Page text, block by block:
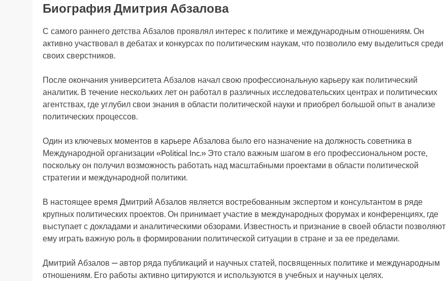
Биография Дмитрия Абзалова
С самого раннего детства Абзалов проявлял интерес к политике и международным отношениям. Он
активно участвовал в дебатах и конкурсах по политическим наукам, что позволило ему выделиться среди
своих сверстников.
После окончания университета Абзалов начал свою профессиональную карьеру как политический
аналитик. В течение нескольких лет он работал в различных исследовательских центрах и политических
агентствах, где углубил свои знания в области политической науки и приобрел большой опыт в анализе
политических процессов.
Один из ключевых моментов в карьере Абзалова было его назначение на должность советника в
Международной организации «Political Inc.» Это стало важным шагом в его профессиональном росте,
поскольку он получил возможность работать над масштабными проектами в области политической
стратегии и международной политики.
В настоящее время Дмитрий Абзалов является востребованным экспертом и консультантом в ряде
крупных политических проектов. Он принимает участие в международных форумах и конференциях, где
выступает с докладами и аналитическими обзорами. Известность и признание в своей области позволяют
ему играть важную роль в формировании политической ситуации в стране и за ее пределами.
Дмитрий Абзалов — автор ряда публикаций и научных статей, посвященных политике и международным
отношениям. Его работы активно цитируются и используются в учебных и научных целях.